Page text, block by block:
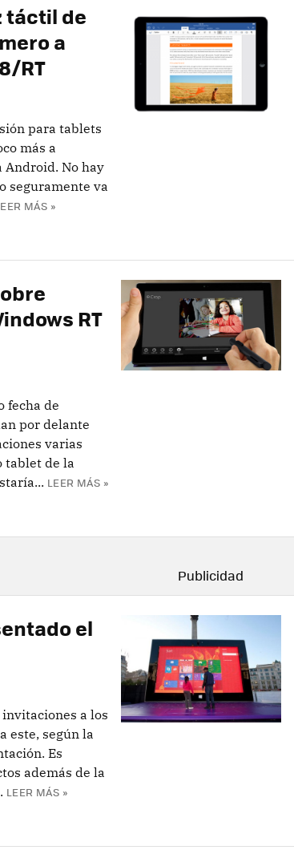
táctil de
a
RT
para tablets
más a
Android. No hay
seguramente va
MÁS »
RT
fecha de
por delante
varias
tablet de la
LEER MÁS »
el
a los
este, según la
Es
además de la
LEER MÁS »